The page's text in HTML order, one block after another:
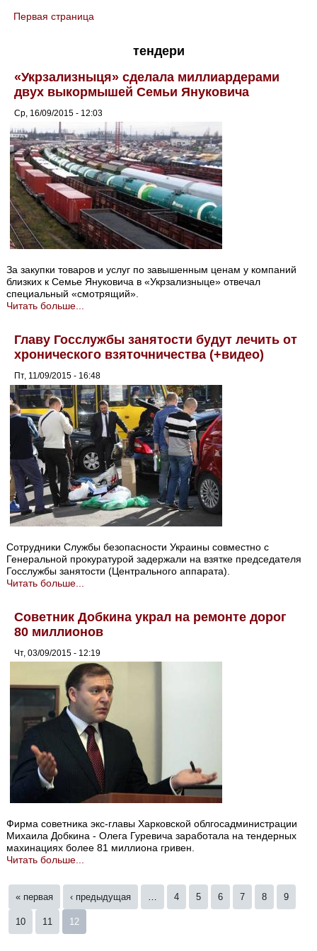
You are here
Первая страница
тендери
«Укрзализныця» сделала миллиардерами
двух выкормышей Семьи Януковича
Ср, 16/09/2015 - 12:03
За закупки товаров и услуг по завышенным ценам у компаний
близких к Семье Януковича в «Укрзализныце» отвечал
специальный «смотрящий».
Читать больше...
Главу Госслужбы занятости будут лечить от
хронического взяточничества (+видео)
Пт, 11/09/2015 - 16:48
Сотрудники Службы безопасности Украины совместно с
Генеральной прокуратурой задержали на взятке председателя
Госслужбы занятости (Центрального аппарата).
Читать больше...
Советник Добкина украл на ремонте дорог
80 миллионов
Чт, 03/09/2015 - 12:19
Фирма советника экс-главы Харковской облгосадминистрации
Михаила Добкина - Олега Гуревича заработала на тендерных
махинациях более 81 миллиона гривен.
Читать больше...
Страницы
« первая ‹ предыдущая … 4 5 6 7 8 9
10 11 12